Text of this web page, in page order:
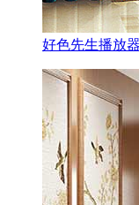
好色先生播放